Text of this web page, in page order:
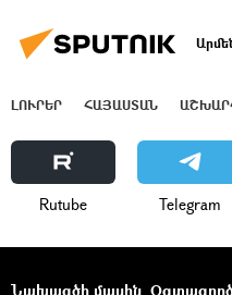
ԼՈՒՐԵՐ ՀԱՅԱՍՏԱՆ
Rutube Telegram
Նախագծի մասին